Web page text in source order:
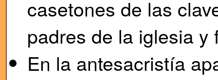
casetones de las
padres de la iglesia
En la antesacristía